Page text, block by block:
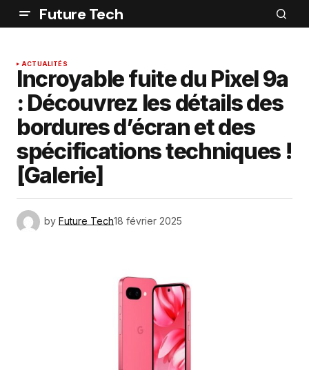
Future Tech
ACTUALITÉS
Incroyable fuite du Pixel 9a
: Découvrez les détails des
bordures d’écran et des
spécifications techniques !
[Galerie]
by Future Tech18 février 2025